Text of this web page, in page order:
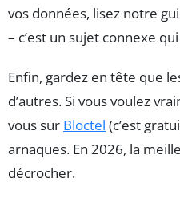
vos données, lisez notre
– c’est un sujet connexe
Enfin, gardez en tête que
d’autres. Si vous voulez
vous sur Bloctel (c’est
arnaques. En 2026, la
décrocher.